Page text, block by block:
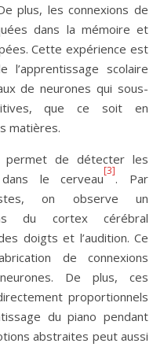
plus, les connexions de
dans la mémoire et
Cette expérience est
scolaire
de neurones qui sous-
que ce soit en
matières.
permet de détecter les
le cerveau
[3]
. Par
on observe un
du cortex cérébral
doigts et l’audition. Ce
de connexions
De plus, ces
proportionnels
du piano pendant
abstraites peut aussi